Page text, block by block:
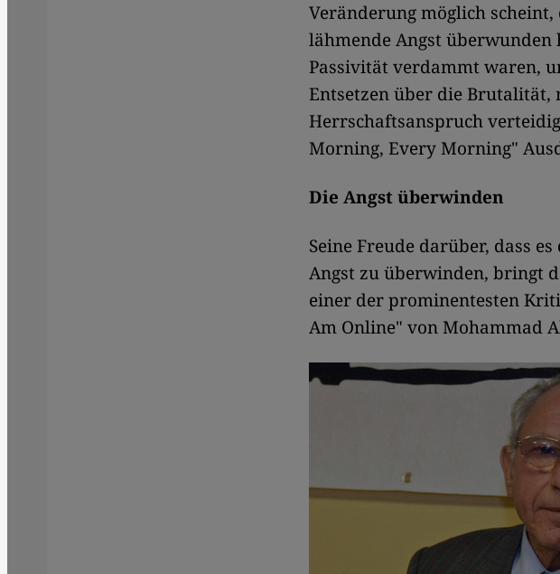
Veränderung möglich
lähmende Angst überwunden
Passivität verdammt waren,
Entsetzen über die Brutalität,
Herrschaftsanspruch
Morning, Every Morning"
Die Angst überwinden
Seine Freude darüber, dass
Angst zu überwinden, bringt
einer der prominentesten
Am Online" von Mohammad